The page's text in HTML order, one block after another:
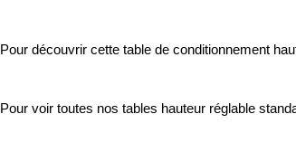
Pour découvrir cette table de conditionnement
Pour voir toutes nos tables hauteur réglable